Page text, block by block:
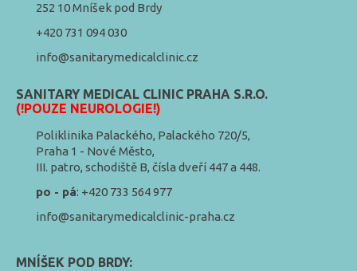
252 10 Mníšek pod Brdy
+420 731 094 030
info@sanitarymedicalclinic.cz
SANITARY MEDICAL CLINIC PRAHA S.R.O.
(!POUZE NEUROLOGIE!)
Poliklinika Palackého, Palackého 720/5,
Praha 1 - Nové Město,
III. patro, schodiště B, čísla dveří 447 a 448.
po - pá: +420 733 564 977
info@sanitarymedicalclinic-praha.cz
MNÍŠEK POD BRDY: